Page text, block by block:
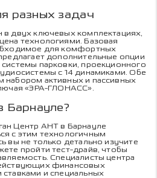
разных задач
двух ключевых комплектациях,
технологиями. Базовая
для комфортных
дополнительные опции
парковки, проекционного
с 14 динамиками. Обе
активных и пассивных
«ЭРА-ГЛОНАСС».
Барнауле?
Центр АНТ в Барнауле
с этим технологичным
вы не только детально изучите
пройти тест-драйв, чтобы
Специалисты центра
финансовых
и специальных